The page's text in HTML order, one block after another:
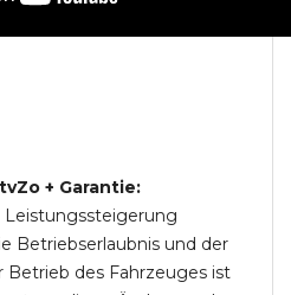
+ Garantie:
Betriebserlaubnis und der
Betrieb des Fahrzeuges ist